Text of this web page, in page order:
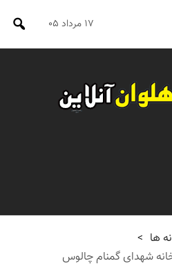
۱۷ مرداد ۰۵
ها >
شهدای گمنام چالوس